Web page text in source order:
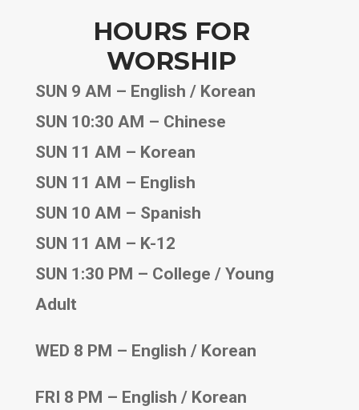
HOURS FOR
WORSHIP
SUN 9 AM – English / Korean
SUN 10:30 AM – Chinese
SUN 11 AM – Korean
SUN 11 AM – English
SUN 10 AM – Spanish
SUN 11 AM – K-12
SUN 1:30 PM – College / Young
Adult
WED 8 PM – English / Korean
FRI 8 PM – English / Korean